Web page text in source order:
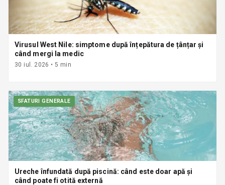
Virusul West Nile: simptome după înțepătura de țânțar și
când mergi la medic
30 iul. 2026 •5 min
SFATURI GENERALE
Ureche înfundată după piscină: când este doar apă și
când poate fi otită externă